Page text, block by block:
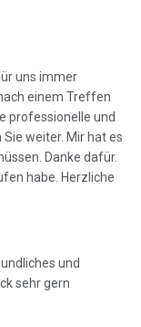
uns immer
einem Treffen
professionelle und
weiter. Mir hat es
Danke dafür.
habe. Herzliche
und
sehr gern